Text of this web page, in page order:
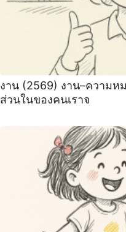
งาน (2569) งาน–ความห
ส่วนในของคนเราจ